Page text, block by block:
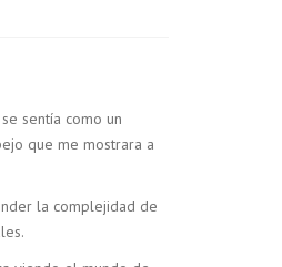
sentía como un
que me mostrara a
la complejidad de